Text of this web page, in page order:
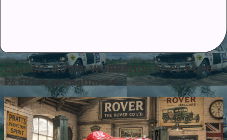
CLASSIC-ROVER WORKSHOP, P2-P3-P4-P5-
P6 SD1 en youngtimers!